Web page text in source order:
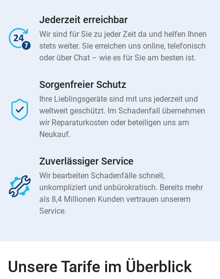
Jederzeit erreichbar
Wir sind für Sie zu jeder Zeit da und helfen Ihnen
stets weiter. Sie erreichen uns online, telefonisch
oder über Chat – wie es für Sie am besten ist.
Sorgenfreier Schutz
Ihre Lieblingsgeräte sind mit uns jederzeit und
weltweit geschützt. Im Schadenfall übernehmen
wir Reparaturkosten oder beteiligen uns am
Neukauf.
Zuverlässiger Service
Wir bearbeiten Schadenfälle schnell,
unkompliziert und unbürokratisch. Bereits mehr
als 8,4 Millionen Kunden vertrauen unserem
Service.
Unsere Tarife im Überblick